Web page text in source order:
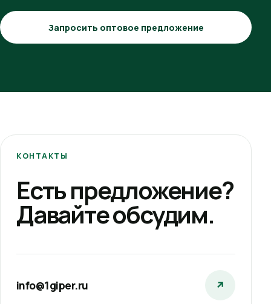
Запросить оптовое предложение
КОНТАКТЫ
Есть предложение?
Давайте обсудим.
info@1giper.ru ↗